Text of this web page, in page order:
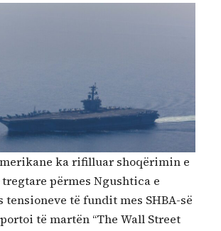
ka rifilluar shoqërimin e
përmes Ngushtica e
të fundit mes SHBA-së
të martën “The Wall Street